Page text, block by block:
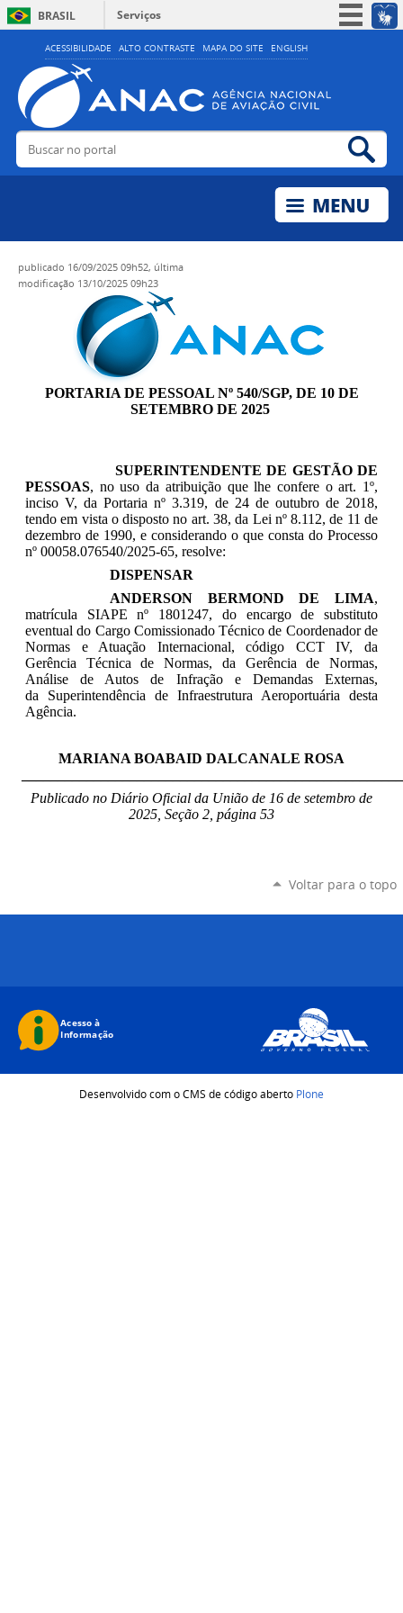
ACESSIBILIDADE ALTO CONTRASTE MAPA DO SITE ENGLISH
BRASIL
Serviços
Simplifique!
Acesso à informação
Legislação
Buscar no portal
publicado 16/09/2025 09h52, última
modificação 13/10/2025 09h23
PORTARIA DE PESSOAL Nº 540/SGP, DE 10 DE
SETEMBRO DE 2025
SUPERINTENDENTE DE GESTÃO DE
PESSOAS, no uso da atribuição que lhe confere o art. 1º,
inciso V, da Portaria nº 3.319, de 24 de outubro de 2018,
tendo em vista o disposto no art. 38, da Lei nº 8.112, de 11 de
dezembro de 1990, e considerando o que consta do Processo
nº 00058.076540/2025-65, resolve:
DISPENSAR
ANDERSON BERMOND DE LIMA,
matrícula SIAPE nº 1801247, do encargo de substituto
eventual do Cargo Comissionado Técnico de Coordenador de
Normas e Atuação Internacional, código CCT IV, da
Gerência Técnica de Normas, da Gerência de Normas,
Análise de Autos de Infração e Demandas Externas,
da Superintendência de Infraestrutura Aeroportuária desta
Agência.
MARIANA BOABAID DALCANALE ROSA
Publicado no Diário Oficial da União de 16 de setembro de
2025, Seção 2, página 53
Voltar para o topo
Desenvolvido com o CMS de código aberto Plone